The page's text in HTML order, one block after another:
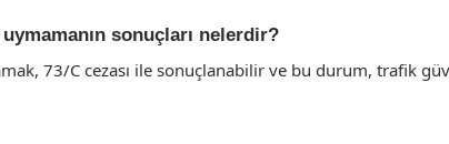
sonuçları nelerdir?
73/C cezası ile sonuçlanabilir ve bu durum, trafik